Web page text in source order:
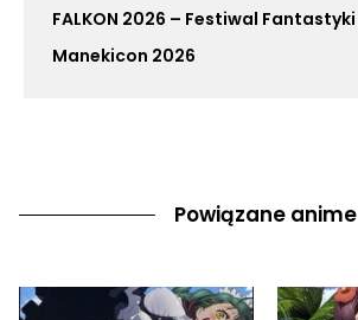
FALKON 2026 – Festiwal Fantastyki
Manekicon 2026
Powiązane anime